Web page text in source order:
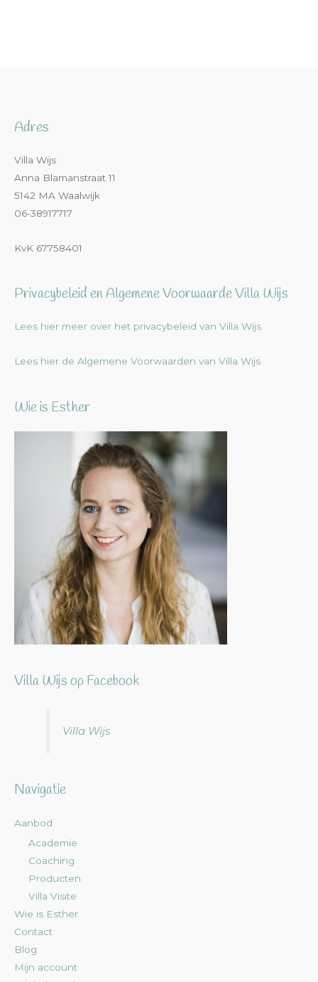
Adres
Villa Wijs
Anna Blamanstraat 11
5142 MA Waalwijk
06-38917717
KvK 67758401
Privacybeleid en Algemene Voorwaarde Villa Wijs
Lees hier meer over het privacybeleid van Villa Wijs
Lees hier de Algemene Voorwaarden van Villa Wijs
Wie is Esther
Villa Wijs op Facebook
Villa Wijs
Navigatie
Aanbod
Academie
Coaching
Producten
Villa Visite
Wie is Esther
Contact
Blog
Mijn account